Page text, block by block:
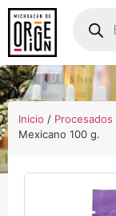
Inicio / Procesados
Mexicano 100 g.